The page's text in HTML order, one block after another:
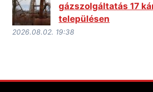
gázszolgáltatás 17
településen
2026.08.02. 19:38